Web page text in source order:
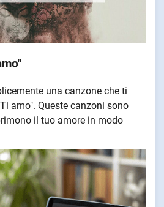
una canzone che ti
amo". Queste canzoni sono
il tuo amore in modo